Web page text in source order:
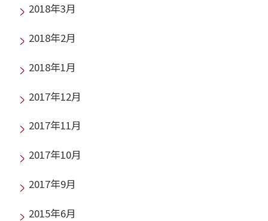
2018年3月
2018年2月
2018年1月
2017年12月
2017年11月
2017年10月
2017年9月
2015年6月